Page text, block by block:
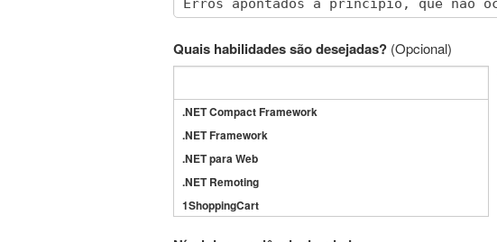
Quais habilidades são desejadas? (Opcional)
.NET Compact Framework
.NET Framework
.NET para Web
.NET Remoting
1ShoppingCart